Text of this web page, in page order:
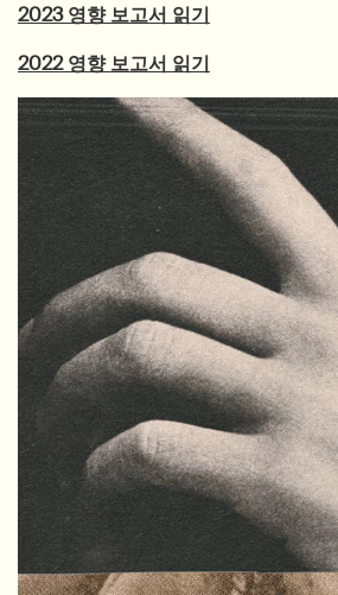
2023 영향 보고서 읽기
2022 영향 보고서 읽기